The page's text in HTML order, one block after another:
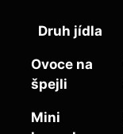
Druh jídla
Ovoce na
špejli
Mini